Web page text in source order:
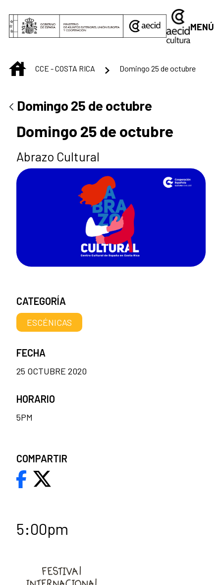
MENÚ
INICIO
CCE - COSTA RICA Domingo 25 de octubre
Domingo 25 de octubre
Domingo 25 de octubre
Abrazo Cultural
5:00pm
CATEGORÍA
ESCÉNICAS
FECHA
25 OCTUBRE 2020
HORARIO
5PM
COMPARTIR